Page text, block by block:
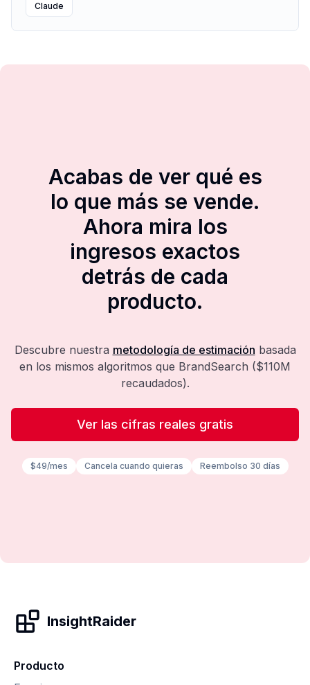
Claude
Acabas de ver qué es
lo que más se vende.
Ahora mira los
ingresos exactos
detrás de cada
producto.
Descubre nuestra metodología de estimación basada
en los mismos algoritmos que BrandSearch ($110M
recaudados).
Ver las cifras reales gratis
$49/mes Cancela cuando quieras Reembolso 30 días
InsightRaider
Producto